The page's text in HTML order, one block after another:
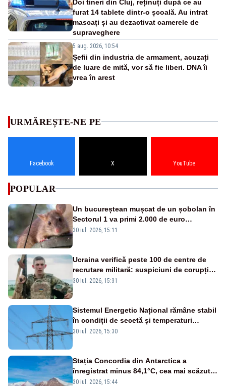
Doi tineri din Cluj, reținuți după ce au
furat 14 tablete dintr-o școală. Au intrat
mascați și au dezactivat camerele de
supraveghere
5 aug. 2026, 10:54
Șefii din industria de armament, acuzați
de luare de mită, vor să fie liberi. DNA îi
vrea în arest
URMĂREȘTE-NE PE
Facebook X YouTube
POPULAR
Un bucureștean mușcat de un șobolan în
Sectorul 1 va primi 2.000 de euro
despăgubiri de la primării, după cinci ani
30 iul. 2026, 15:11
Ucraina verifică peste 100 de centre de
recrutare militară: suspiciuni de corupție,
abuz în serviciu și violențe asupra
30 iul. 2026, 15:31
Sistemul Energetic Național rămâne stabil
în condiții de secetă și temperaturi
ridicate
30 iul. 2026, 15:30
Stația Concordia din Antarctica a
înregistrat minus 84,1°C, cea mai scăzută
temperatură măsurată pe Pământ din 2012
30 iul. 2026, 15:44